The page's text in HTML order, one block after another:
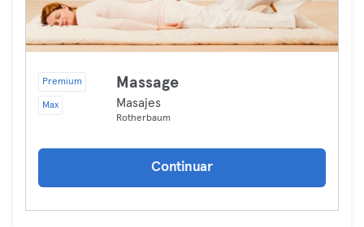
Premium
Max
Massage
Masajes
Rotherbaum
Continuar